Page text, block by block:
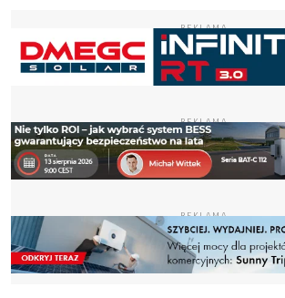
REKLAMA
REKLAMA
REKLAMA